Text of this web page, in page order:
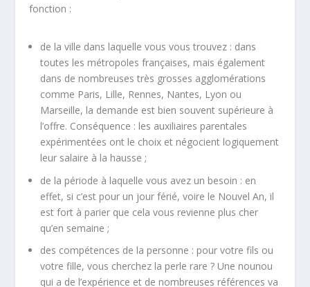
fonction :
de la ville dans laquelle vous vous trouvez : dans
toutes les métropoles françaises, mais également
dans de nombreuses très grosses agglomérations
comme Paris, Lille, Rennes, Nantes, Lyon ou
Marseille, la demande est bien souvent supérieure à
l’offre. Conséquence : les auxiliaires parentales
expérimentées ont le choix et négocient logiquement
leur salaire à la hausse ;
de la période à laquelle vous avez un besoin : en
effet, si c’est pour un jour férié, voire le Nouvel An, il
est fort à parier que cela vous revienne plus cher
qu’en semaine ;
des compétences de la personne : pour votre fils ou
votre fille, vous cherchez la perle rare ? Une nounou
qui a de l’expérience et de nombreuses références va